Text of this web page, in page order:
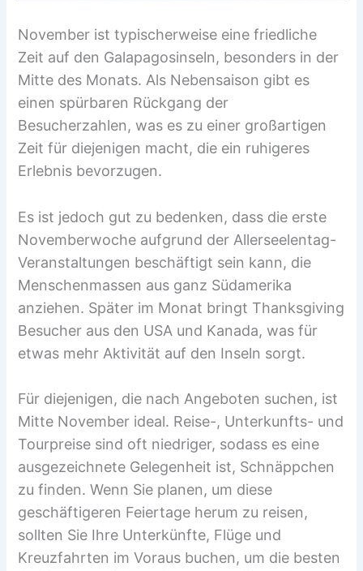
November ist typischerweise eine friedliche
Zeit auf den Galapagosinseln, besonders in der
Mitte des Monats. Als Nebensaison gibt es
einen spürbaren Rückgang der
Besucherzahlen, was es zu einer großartigen
Zeit für diejenigen macht, die ein ruhigeres
Erlebnis bevorzugen.
Es ist jedoch gut zu bedenken, dass die erste
Novemberwoche aufgrund der Allerseelentag-
Veranstaltungen beschäftigt sein kann, die
Menschenmassen aus ganz Südamerika
anziehen. Später im Monat bringt Thanksgiving
Besucher aus den USA und Kanada, was für
etwas mehr Aktivität auf den Inseln sorgt.
Für diejenigen, die nach Angeboten suchen, ist
Mitte November ideal. Reise-, Unterkunfts- und
Tourpreise sind oft niedriger, sodass es eine
ausgezeichnete Gelegenheit ist, Schnäppchen
zu finden. Wenn Sie planen, um diese
geschäftigeren Feiertage herum zu reisen,
sollten Sie Ihre Unterkünfte, Flüge und
Kreuzfahrten im Voraus buchen, um die besten